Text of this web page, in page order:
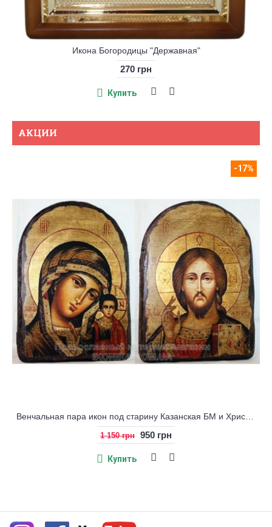
Икона Богородицы "Державная"
270 грн
Купить
АКЦИИ
-17%
1 150 грн 950 грн
Купить